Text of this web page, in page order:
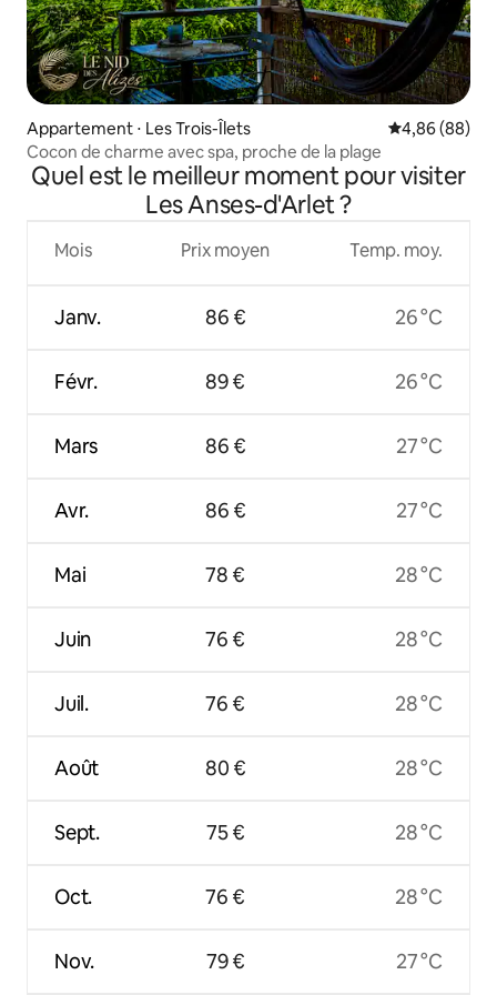
Appartement ⋅ Les Trois-Îlets Évaluation
4,86 (88)
Cocon de charme avec spa, proche de la plage
Quel est le meilleur moment pour visiter
Les Anses-d'Arlet ?
Mois
Janv.
Févr.
Mars
Avr.
Mai
Juin
Juil.
Août
Sept.
Oct.
Nov.
Prix moyen
86 €
89 €
86 €
86 €
78 €
76 €
76 €
80 €
75 €
76 €
79 €
Temp. moy.
26 °C
26 °C
27 °C
27 °C
28 °C
28 °C
28 °C
28 °C
28 °C
28 °C
27 °C